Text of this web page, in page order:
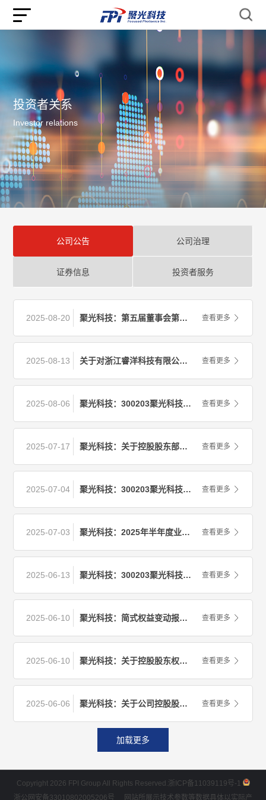
投资者关系
Investor relations
公司公告 公司治理
证券信息 投资者服务
2025-08-20 聚光科技：第五届董事会第二次会议决议公告 查看更多
2025-08-13 关于对浙江睿洋科技有限公司、浙江普渡科技有限公司、王健、姚纳新的监管函 查看更多
2025-08-06 聚光科技：300203聚光科技投资者关系管理信息 查看更多
2025-07-17 聚光科技：关于控股股东部分股份存在被强制平仓风险暨被动减持的预披露公告 查看更多
2025-07-04 聚光科技：300203聚光科技投资者关系管理信息 查看更多
2025-07-03 聚光科技：2025年半年度业绩预告 查看更多
2025-06-13 聚光科技：300203聚光科技投资者关系管理信息 查看更多
2025-06-10 聚光科技：简式权益变动报告书 查看更多
2025-06-10 聚光科技：关于控股股东权益变动的提示性公告 查看更多
2025-06-06 聚光科技：关于公司控股股东部分股份解除质押、冻结及轮候冻结生效变化情况的公告 查看更多
加载更多
Copyright 2026 FPI Group All Rights Reserved. 浙ICP备11039119号-1
浙公网安备33010802005206号
网站所展示技术参数等数据具体以实际产